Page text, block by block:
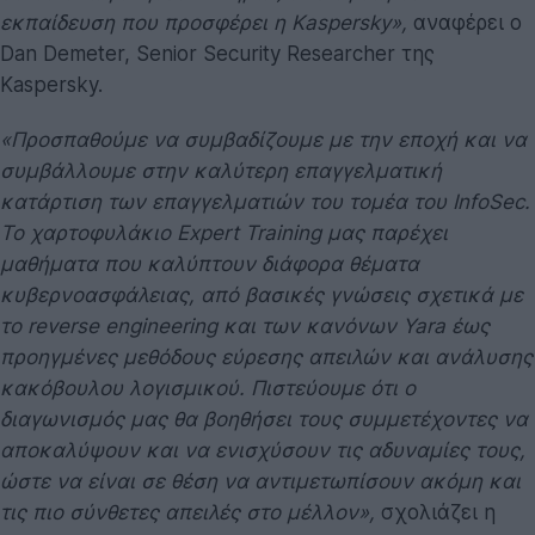
εκπαίδευση που προσφέρει η Kaspersky», αναφέρει ο
Dan Demeter, Senior Security Researcher της
Kaspersky.
«Προσπαθούμε να συμβαδίζουμε με την εποχή και να
συμβάλλουμε στην καλύτερη επαγγελματική
κατάρτιση των επαγγελματιών του τομέα του InfoSec.
Το χαρτοφυλάκιο Expert Trainingμας παρέχει
μαθήματα που καλύπτουν διάφορα θέματα
κυβερνοασφάλειας, από βασικές γνώσεις σχετικά με
το reverse engineeringκαι των κανόνων Yara έως
προηγμένες μεθόδους εύρεσης απειλών και ανάλυσης
κακόβουλου λογισμικού. Πιστεύουμε ότι ο
διαγωνισμός μας θα βοηθήσει τους συμμετέχοντες να
αποκαλύψουν και να ενισχύσουν τις αδυναμίες τους,
ώστε να είναι σε θέση να αντιμετωπίσουν ακόμη και
τις πιο σύνθετες απειλές στο μέλλον», σχολιάζει η